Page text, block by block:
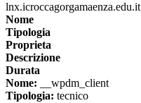
lnx.icroccagorgamaenza.edu.it
Nome
Tipologia
Proprieta
Descrizione
Durata
Nome: __wpdm_client
Tipologia: tecnico